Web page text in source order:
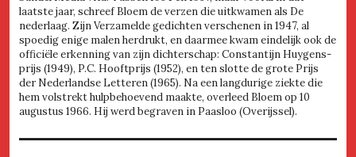
laatste jaar, schreef Bloem de verzen die uitkwamen als De
nederlaag. Zijn Verzamelde gedichten verschenen in 1947, al
spoedig enige malen herdrukt, en daarmee kwam eindelijk ook de
officiële erkenning van zijn dichterschap: Constantijn Huygens-
prijs (1949), P.C. Hooftprijs (1952), en ten slotte de grote Prijs
der Nederlandse Letteren (1965). Na een langdurige ziekte die
hem volstrekt hulpbehoevend maakte, overleed Bloem op 10
augustus 1966. Hij werd begraven in Paasloo (Overijssel).